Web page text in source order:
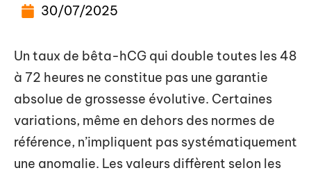
30/07/2025
Un taux de bêta-hCG qui double toutes les 48
à 72 heures ne constitue pas une garantie
absolue de grossesse évolutive. Certaines
variations, même en dehors des normes de
référence, n’impliquent pas systématiquement
une anomalie. Les valeurs diffèrent selon les